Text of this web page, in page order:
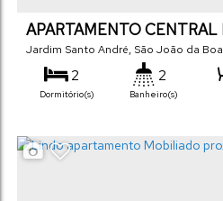
APARTAMENTO CENTRAL
Jardim Santo André, São João da
2
Dormitório(s)
2
Banheiro(s)